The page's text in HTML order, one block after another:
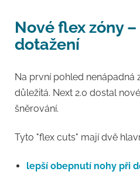
Nové flex zóny
dotažení
Na první pohled nenápadná
důležitá. Next 2.0 dostal
šněrování.
Tyto "flex cuts" mají dvě
lepší obepnutí nohy při